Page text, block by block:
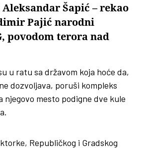
Šapić – rekao
Pajić narodni
povodom terora nad
u ratu sa državom koja hoće da,
dozvoljava, poruši kompleks
njegovo mesto podigne dve kule
Republičkog i Gradskog